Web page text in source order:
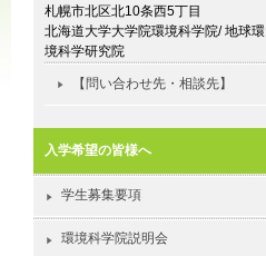
札幌市北区北10条西5丁目
北海道大学大学院環境科学院/ 地球環
境科学研究院
【問い合わせ先・相談先】
入学希望の皆様へ
学生募集要項
環境科学院説明会